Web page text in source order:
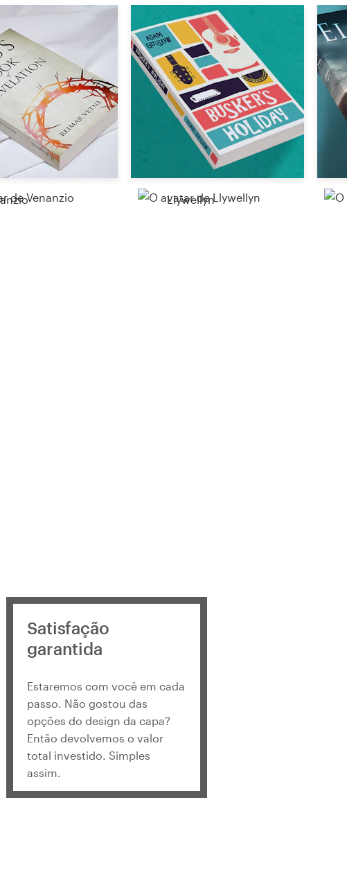
Llywellyn
Satisfação
garantida
Estaremos com você em cada
passo. Não gostou das
opções do design da capa?
Então devolvemos o valor
total investido. Simples
assim.